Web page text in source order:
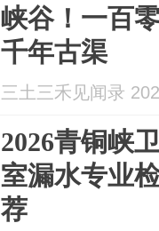
峡谷！一百
千年古渠
三土三禾见闻录
2026青铜峡
室漏水专业
荐